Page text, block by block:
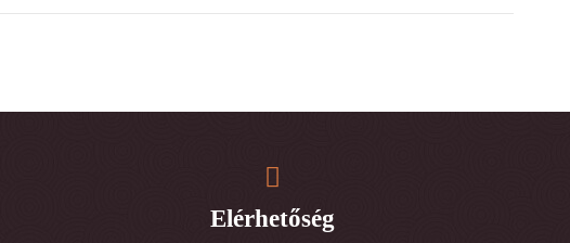
Elérhetőség